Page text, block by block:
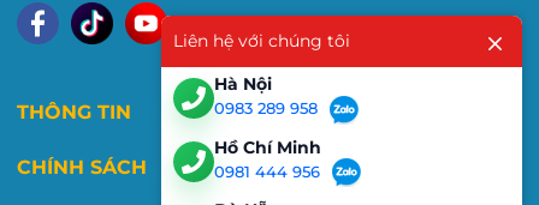
THÔNG TIN
CHÍNH SÁCH
Liên hệ với chúng tôi
Hà Nội
0983 289 958
Hồ Chí Minh
0981 444 956